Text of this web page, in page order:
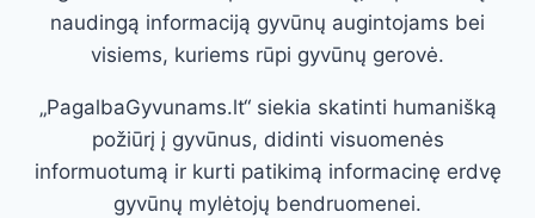
naudingą informaciją gyvūnų augintojams bei
visiems, kuriems rūpi gyvūnų gerovė.
„PagalbaGyvunams.lt“ siekia skatinti humanišką
požiūrį į gyvūnus, didinti visuomenės
informuotumą ir kurti patikimą informacinę erdvę
gyvūnų mylėtojų bendruomenei.